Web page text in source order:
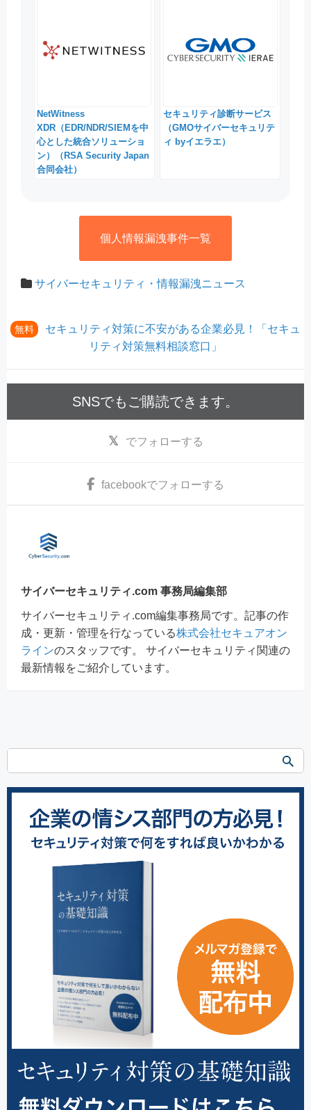
NetWitness
XDR（EDR/NDR/SIEMを中
心とした統合ソリューショ
ン）（RSA Security Japan
合同会社）
セキュリティ診断サービス
（GMOサイバーセキュリテ
ィ byイエラエ）
個人情報漏洩事件一覧
サイバーセキュリティ・情報漏洩ニュース
無料
セキュリティ対策に不安がある企業必見！「セキュ
リティ対策無料相談窓口」
SNSでもご購読できます。
でフォローする
facebookでフォローする
サイバーセキュリティ.com 事務局編集部
サイバーセキュリティ.com編集事務局です。記事の作
成・更新・管理を行なっている株式会社セキュアオン
ラインのスタッフです。 サイバーセキュリティ関連の
最新情報をご紹介しています。